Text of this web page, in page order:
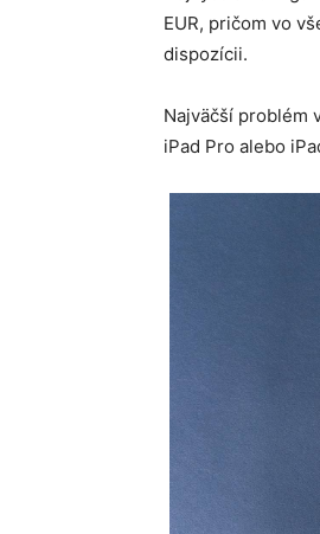
EUR, pričom vo
dispozícii.
Najväčší problém
iPad Pro alebo